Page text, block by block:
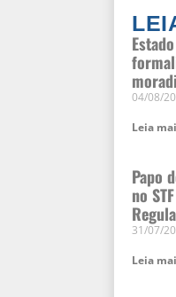
04/08/
Leia
Papo
no
31/07/
Leia